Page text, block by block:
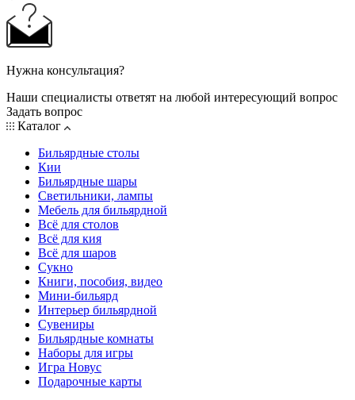
Нужна консультация?
Наши специалисты ответят на любой интересующий вопрос
Задать вопрос
Каталог
Бильярдные столы
Кии
Бильярдные шары
Светильники, лампы
Мебель для бильярдной
Всё для столов
Всё для кия
Всё для шаров
Сукно
Книги, пособия, видео
Мини-бильярд
Интерьер бильярдной
Сувениры
Бильярдные комнаты
Наборы для игры
Игра Новус
Подарочные карты